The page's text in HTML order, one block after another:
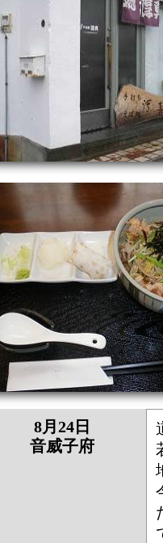
8月24日
音威子府